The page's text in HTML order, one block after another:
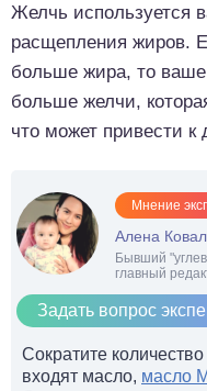
Желчь используется
расщепления жиров.
больше жира, то ваше
больше желчи,
что может привести к
Мнение
Алена
Бывший
главный
Задать вопрос
Сократите
входят масло, масло